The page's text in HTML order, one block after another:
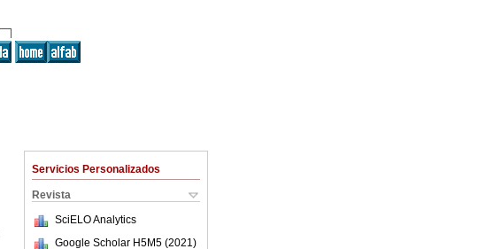
Servicios Personalizados
Revista
SciELO Analytics
Google Scholar H5M5 (2021 )